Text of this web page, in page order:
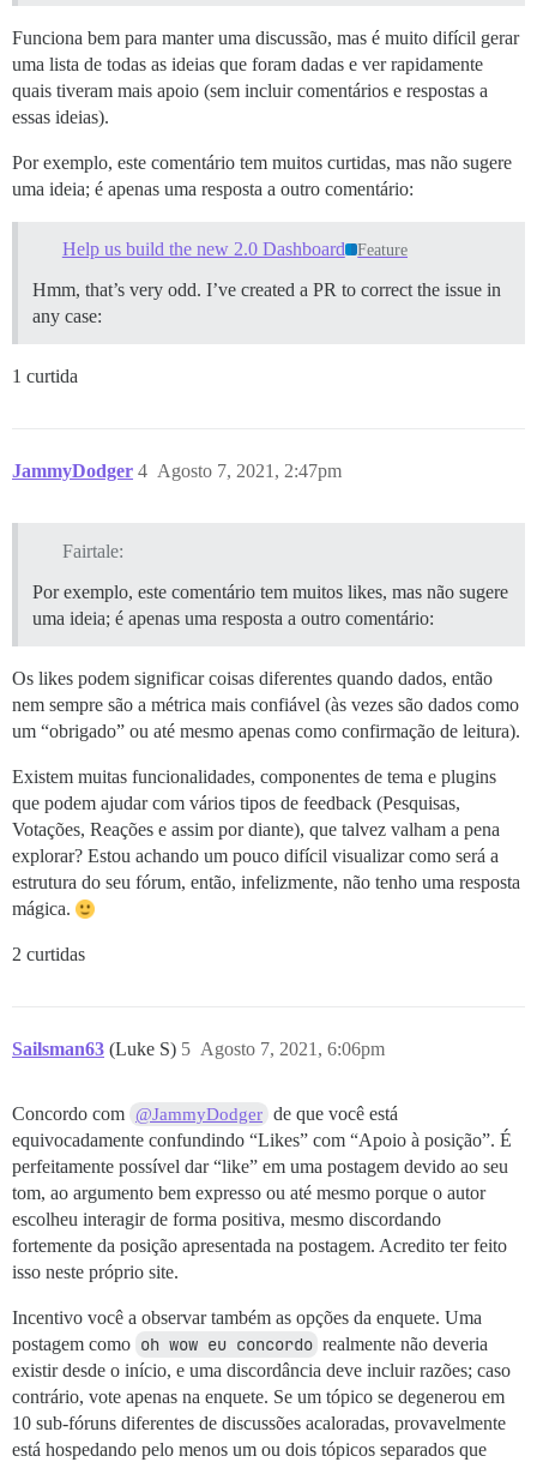
Funciona bem para manter uma discussão, mas é muito difícil gerar
uma lista de todas as ideias que foram dadas e ver rapidamente
quais tiveram mais apoio (sem incluir comentários e respostas a
essas ideias).
Por exemplo, este comentário tem muitos curtidas, mas não sugere
uma ideia; é apenas uma resposta a outro comentário:
Help us build the new 2.0 Dashboard Feature
Hmm, that’s very odd. I’ve created a PR to correct the issue in
any case:
1 curtida
JammyDodger Agosto 7, 2021, 2:47pm
4
Fairtale:
Por exemplo, este comentário tem muitos likes, mas não sugere
uma ideia; é apenas uma resposta a outro comentário:
Os likes podem significar coisas diferentes quando dados, então
nem sempre são a métrica mais confiável (às vezes são dados como
um “obrigado” ou até mesmo apenas como confirmação de leitura).
Existem muitas funcionalidades, componentes de tema e plugins
que podem ajudar com vários tipos de feedback (Pesquisas,
Votações, Reações e assim por diante), que talvez valham a pena
explorar? Estou achando um pouco difícil visualizar como será a
estrutura do seu fórum, então, infelizmente, não tenho uma resposta
mágica.
2 curtidas
Sailsman63 (Luke S) Agosto 7, 2021, 6:06pm
5
Concordo com @JammyDodger de que você está
equivocadamente confundindo “Likes” com “Apoio à posição”. É
perfeitamente possível dar “like” em uma postagem devido ao seu
tom, ao argumento bem expresso ou até mesmo porque o autor
escolheu interagir de forma positiva, mesmo discordando
fortemente da posição apresentada na postagem. Acredito ter feito
isso neste próprio site.
Incentivo você a observar também as opções da enquete. Uma
postagem como oh wow eu concordo realmente não deveria
existir desde o início, e uma discordância deve incluir razões; caso
contrário, vote apenas na enquete. Se um tópico se degenerou em
10 sub-fóruns diferentes de discussões acaloradas, provavelmente
está hospedando pelo menos um ou dois tópicos separados que